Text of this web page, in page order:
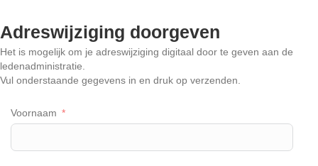
Adreswijziging doorgeven
Het is mogelijk om je adreswijziging digitaal door te geven aan de
ledenadministratie.
Vul onderstaande gegevens in en druk op verzenden.
Voornaam